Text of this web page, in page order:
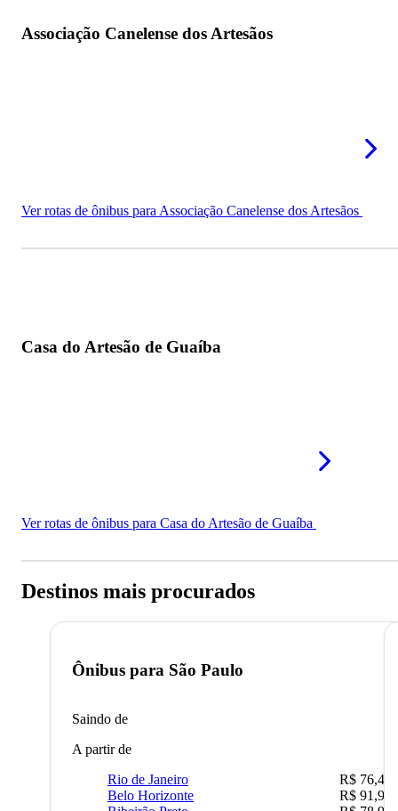
Associação Canelense dos Artesãos
Ver rotas de ônibus para Associação Canelense dos Artesãos
Casa do Artesão de Guaíba
Ver rotas de ônibus para Casa do Artesão de Guaíba
Destinos mais procurados
Ônibus para São Paulo
Saindo de
A partir de
Rio de Janeiro
R$ 76,42
Belo Horizonte
R$ 91,90